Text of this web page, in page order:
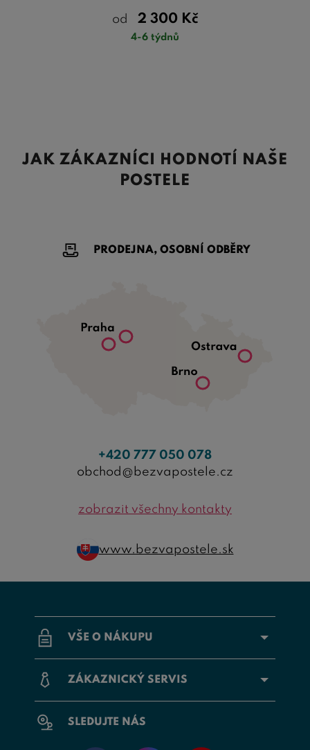
od 2 300 Kč
4-6 týdnů
JAK ZÁKAZNÍCI HODNOTÍ NAŠE
POSTELE
VŠE O NÁKUPU
ZÁKAZNICKÝ SERVIS
SLEDUJTE NÁS
PRODEJNA, OSOBNÍ ODBĚRY
+420 777 050 078
obchod@bezvapostele.cz
zobrazit všechny kontakty
www.bezvapostele.sk